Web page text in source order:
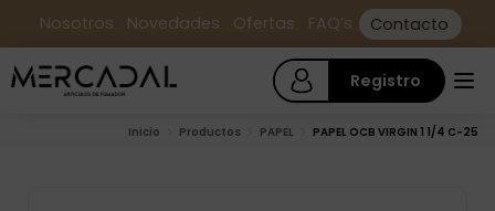
Nosotros Novedades Ofertas FAQ’s Contacto
Registro
Inicio Productos PAPEL PAPEL OCB VIRGIN 1 1/4 C-25